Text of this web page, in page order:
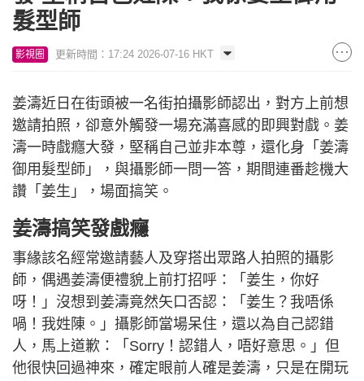
髮型師
影視圈 更新時間：17:24 2026-07-16 HKT
姜濤近日在街頭被一名街拍攝影師認出，對方上前想
邀請拍照，卻意外觸發一場充滿喜感的即興對戲。姜
濤一時戲癮大發，堅稱自己並非本尊，還化身「姜濤
御用髮型師」，與攝影師一問一答，期間連番趁機大
讚「姜生」，場面搞笑。
姜濤搞笑發戲癮
事緣該名經常邀請藝人及穿搭出眾路人拍照的攝影
師，偶遇姜濤便禮貌上前打招呼：「姜生，你好
呀！」沒想到姜濤竟然矢口否認：「姜生？我唔係
喎！我姓陳。」攝影師當場呆住，還以為自己認錯
人，馬上道歉：「Sorry！認錯人，唔好意思。」但
他很快回過神來，確定眼前人確是姜濤，只是在開玩